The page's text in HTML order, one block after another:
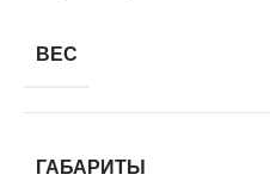
ВЕС
ГАБАРИТЫ